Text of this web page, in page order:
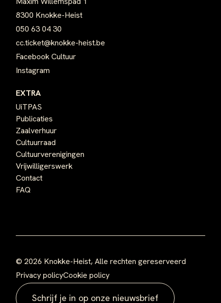
8300 Knokke-Heist
050 63 04 30
cc.ticket@knokke-heist.be
Facebook Cultuur
Instagram
EXTRA
UiTPAS
Publicaties
Zaalverhuur
Cultuurraad
Cultuurverenigingen
Vrijwilligerswerk
Contact
FAQ
© 2026 Knokke-Heist, Alle rechten gereserveerd
Privacy policyCookie policy
Schrijf je in op onze nieuwsbrief